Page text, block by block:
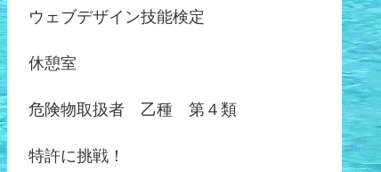
ウェブデザイン技能検定
休憩室
危険物取扱者 乙種 第４類
特許に挑戦！